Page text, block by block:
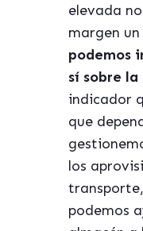
elevada
margen
podemos
sí sobre
indicador
que
los
podemos